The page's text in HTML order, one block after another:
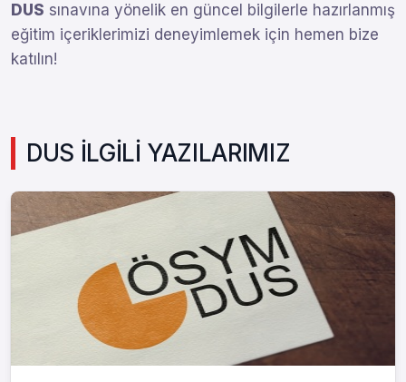
DUS sınavına yönelik en güncel bilgilerle hazırlanmış
eğitim içeriklerimizi deneyimlemek için hemen bize
katılın!
DUS İLGİLİ YAZILARIMIZ